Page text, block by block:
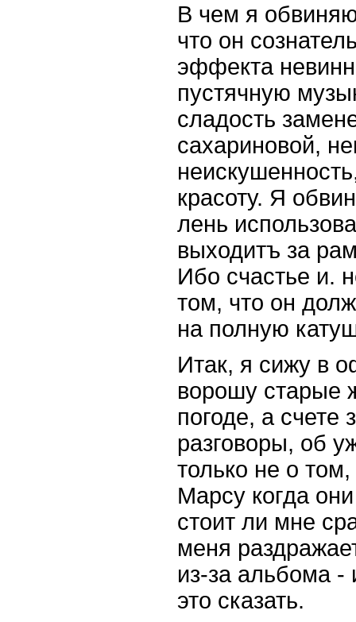
В чем я
что он
эффекта
пустячную
сладость
сахариновой,
красоту. Я
лень
выходитъ за
Ибо счастье и.
том, что он
на полную
Итак, я сижу в
ворошу старые
погоде, а счете
разговоры, об
только не о
Марсу когда
стоит ли мне
меня
из-за альбома -
это сказать.